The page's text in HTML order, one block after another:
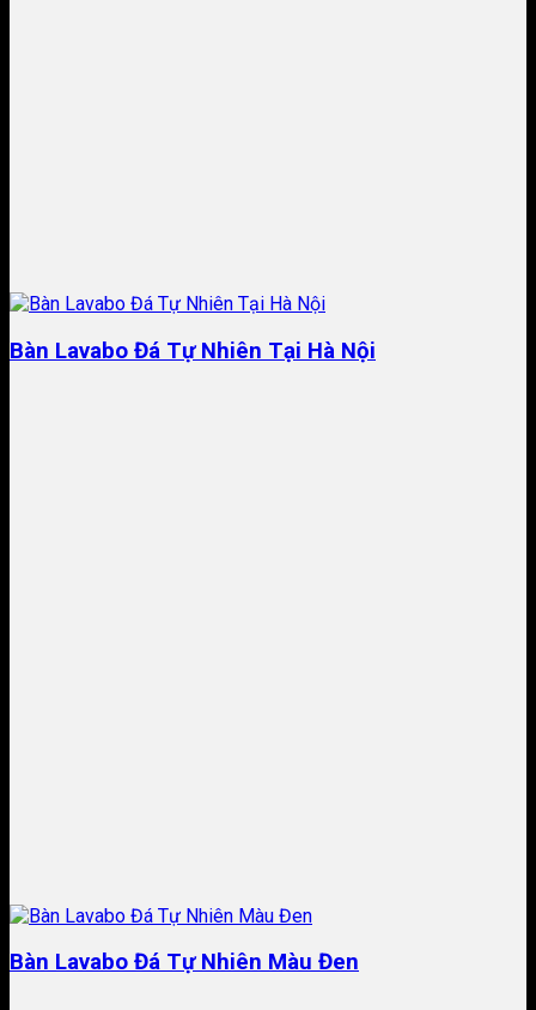
Bàn Lavabo Đá Tự Nhiên Tại Hà Nội
​Bàn Lavabo Đá Tự Nhiên Màu Đen